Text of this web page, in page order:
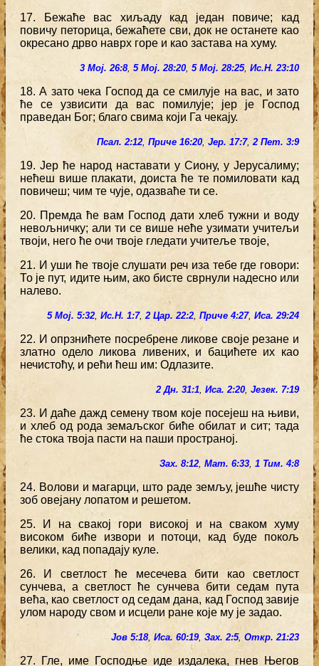
17. Бежаће вас хиљаду кад један повиче; кад
повичу петорица, бежаћете сви, док не останете као
окресано дрво наврх горе и као застава на хуму.
3 Мој. 26:8, 5 Мој. 28:20, 5 Мој. 28:25, Ис.Н. 23:10
18. А зато чека Господ да се смилује на вас, и зато
ће се узвисити да вас помилује; јер је Господ
праведан Бог; благо свима који Га чекају.
Псал. 2:12, Приче 16:20, Јер. 17:7,2 Пет. 3:9
19. Јер ће народ наставати у Сиону, у Јерусалиму;
нећеш више плакати, доиста ће те помиловати кад
повичеш; чим те чује, одазваће ти се.
20. Премда ће вам Господ дати хлеб тужни и воду
невољничку; али ти се више неће узимати учитељи
твоји, него ће очи твоје гледати учитеље твоје,
21. И уши ће твоје слушати реч иза тебе где говори:
То је пут, идите њим, ако бисте сврнули надесно или
налево.
5 Мој. 5:32, Ис.Н. 1:7,2 Цар. 22:2, Приче 4:27, Иса. 29:24
22. И опрзнићете посребрене ликове своје резане и
златно одело ликова ливених, и бацићете их као
нечистоћу, и рећи ћеш им: Одлазите.
2 Дн. 31:1, Иса. 2:20, Језек. 7:19
23. И даће дажд семену твом које посејеш на њиви,
и хлеб од рода земаљског биће обилат и сит; тада
ће стока твоја пасти на паши пространој.
Зах. 8:12, Мат. 6:33, 1 Тим. 4:8
24. Волови и магарци, што раде земљу, јешће чисту
зоб овејану лопатом и решетом.
25. И на свакој гори високој и на сваком хуму
високом биће извори и потоци, кад буде покољ
велики, кад попадају куле.
26. И светлост ће месечева бити као светлост
сунчева, а светлост ће сунчева бити седам пута
већа, као светлост од седам дана, кад Господ завије
улом народу свом и исцели ране које му је задао.
Јов 5:18, Иса. 60:19, Зах. 2:5, Откр. 21:23
27. Гле, име Господње иде издалека, гнев Његов